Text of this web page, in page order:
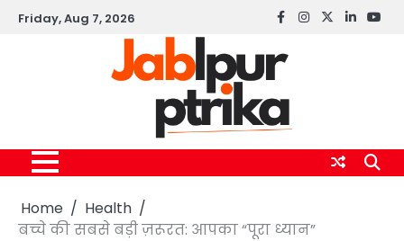
SkipFriday, Aug 7, 2026 Facebook
instagram
twitterlinkedin
Home
Health
बच्चे की सबसे बड़ी ज़रूरत: आपका “पूरा ध्यान”